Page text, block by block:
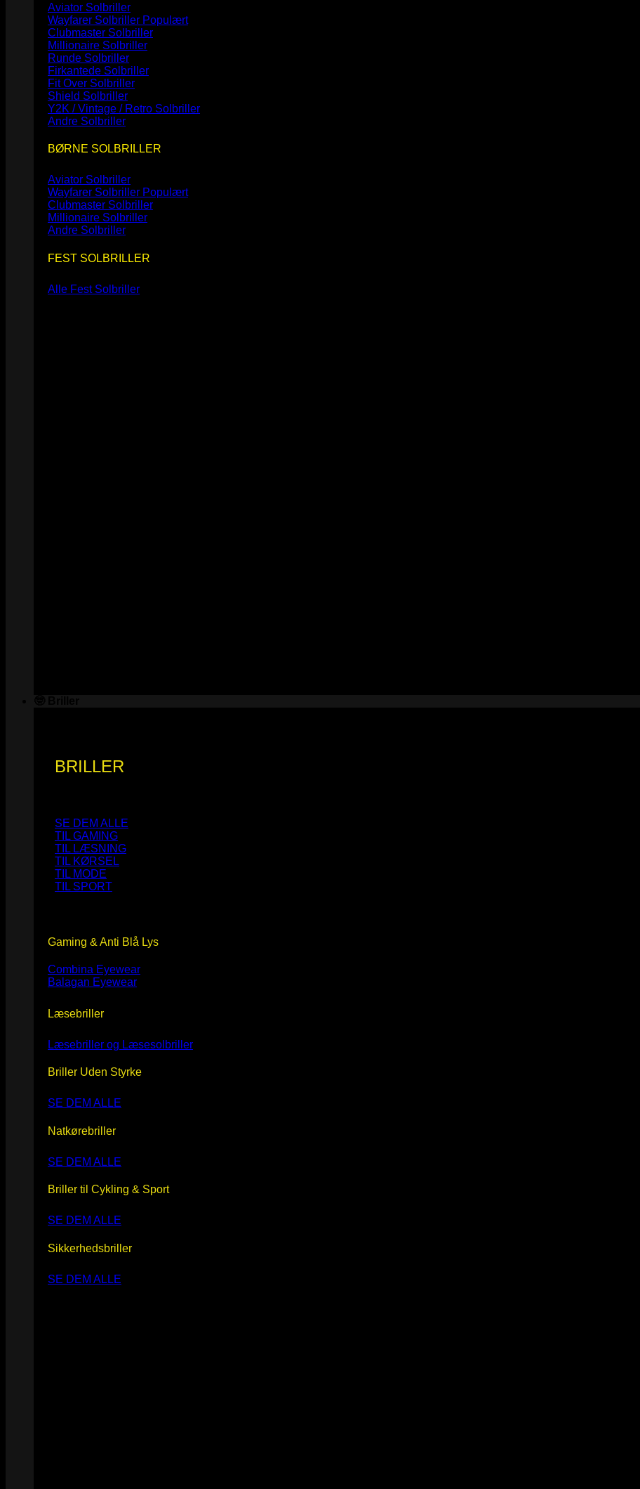
Aviator Solbriller
Wayfarer Solbriller
Clubmaster Solbriller
Millionaire Solbriller
Runde Solbriller
Firkantede Solbriller
Fit Over Solbriller
Shield Solbriller
Y2K / Vintage / Retro Solbriller
Andre Solbriller
BØRNE SOLBRILLER
Aviator Solbriller
Wayfarer Solbriller
Clubmaster Solbriller
Millionaire Solbriller
Andre Solbriller
FEST SOLBRILLER
Alle Fest Solbriller
BRILLER
SE DEM ALLE
TIL GAMING
TIL LÆSNING
TIL KØRSEL
TIL MODE
TIL SPORT
Gaming & Anti Blå Lys
Combina Eyewear
Balagan Eyewear
Læsebriller
Læsebriller og Læsesolbriller
Briller Uden Styrke
SE DEM ALLE
Natkørebriller
SE DEM ALLE
Briller til Cykling & Sport
SE DEM ALLE
Sikkerhedsbriller
SE DEM ALLE